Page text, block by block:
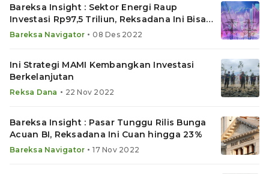
Bareksa Insight : Sektor Energi Raup
Investasi Rp97,5 Triliun, Reksadana Ini Bisa
Melambung
Bareksa Navigator • 08 Des 2022
Ini Strategi MAMI Kembangkan Investasi
Berkelanjutan
Reksa Dana • 22 Nov 2022
Bareksa Insight : Pasar Tunggu Rilis Bunga
Acuan BI, Reksadana Ini Cuan hingga 23%
Bareksa Navigator • 17 Nov 2022